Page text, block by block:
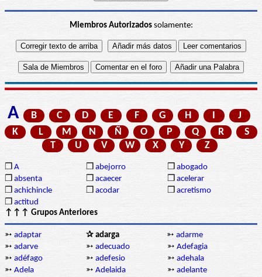
Miembros Autorizadossolamente:
A B C D E F G H I
J
K
L M N Ñ O P Q R
S
T
U V W X Y Z
❒ A ❒ abejorro ❒ abogado
❒ absenta ❒ acaecer ❒ acelerar
❒ achichincle ❒ acodar ❒ acretismo
❒ actitud
↑↑↑ Grupos Anteriores
➳ adaptar ✰ adarga ➳ adarme
➳ adarve ➳ adecuado ➳ Adefagia
➳ adéfago ➳ adefesio ➳ adehala
➳ Adela ➳ Adelaida ➳ adelante